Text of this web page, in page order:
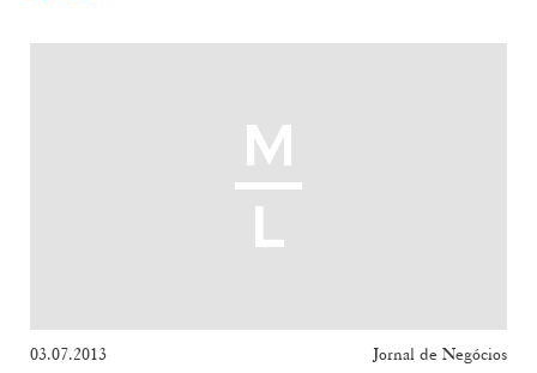
03.07.2013 Jornal de Negócios